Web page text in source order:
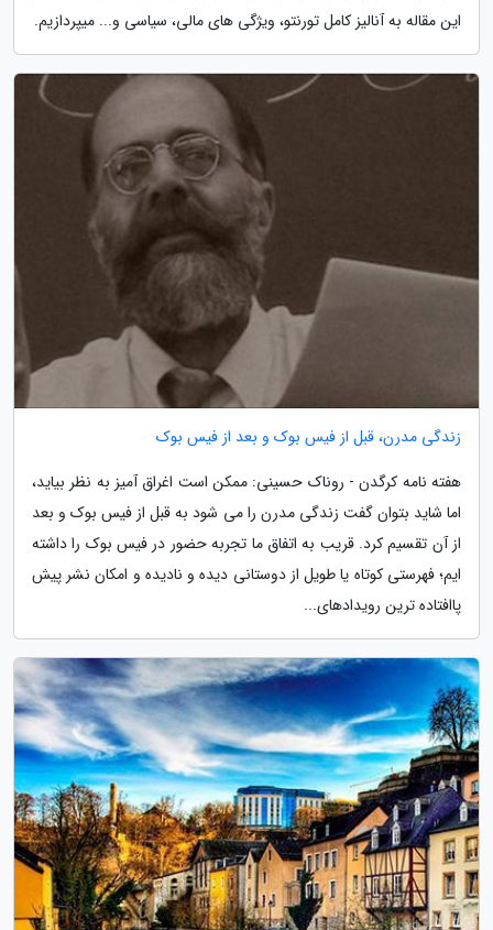
این مقاله به آنالیز کامل تورنتو، ویژگی های مالی، سیاسی و... میپردازیم.
زندگی مدرن، قبل از فیس بوک و بعد از فیس بوک
هفته نامه کرگدن - روناک حسینی: ممکن است اغراق آمیز به نظر بیاید،
اما شاید بتوان گفت زندگی مدرن را می شود به قبل از فیس بوک و بعد
از آن تقسیم کرد. قریب به اتفاق ما تجربه حضور در فیس بوک را داشته
ایم؛ فهرستی کوتاه یا طویل از دوستانی دیده و نادیده و امکان نشر پیش
پاافتاده ترین رویدادهای...